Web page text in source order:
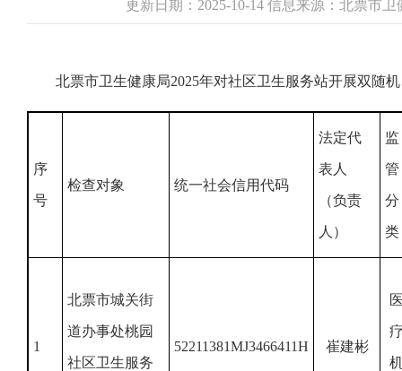
更新日期：2025-10-14 信息来源：北票市
北票市卫生健康局2025年对社区卫生服务站开展双随
序
号
检查对象 统一社会信用代码
法定代
表人
（负责
人）
监
管
分
类
1
北票市城关街
道办事处桃园
社区卫生服务
52211381MJ3466411H 崔建彬